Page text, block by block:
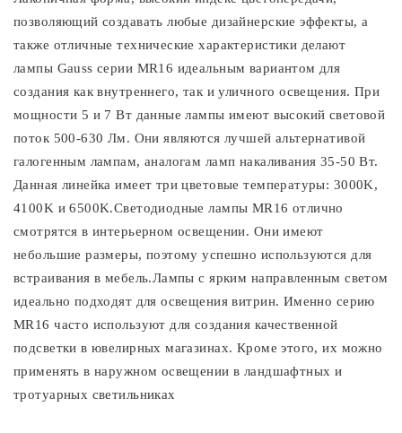
позволяющий создавать любые дизайнерские эффекты, а
также отличные технические характеристики делают
лампы Gauss серии MR16 идеальным вариантом для
создания как внутреннего, так и уличного освещения. При
мощности 5 и 7 Вт данные лампы имеют высокий световой
поток 500-630 Лм. Они являются лучшей альтернативой
галогенным лампам, аналогам ламп накаливания 35-50 Вт.
Данная линейка имеет три цветовые температуры: 3000K,
4100K и 6500K.Светодиодные лампы MR16 отлично
смотрятся в интерьерном освещении. Они имеют
небольшие размеры, поэтому успешно используются для
встраивания в мебель.Лампы с ярким направленным светом
идеально подходят для освещения витрин. Именно серию
MR16 часто используют для создания качественной
подсветки в ювелирных магазинах. Кроме этого, их можно
применять в наружном освещении в ландшафтных и
тротуарных светильниках